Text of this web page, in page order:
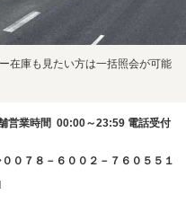
在庫も見たい方は一括照会が可能
営業時間 00:00～23:59 電話受付
０７８－６００２－７６０５５１